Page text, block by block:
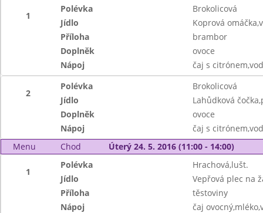
1
Polévka
Brokolicová
Jídlo
Koprová
Příloha
brambor
Doplněk
ovoce
Nápoj
čaj s
2
Polévka
Brokolicová
Jídlo
Lahůdková
Doplněk
ovoce
Nápoj
čaj s
Menu
Chod Úterý 24. 5. 2016 (11:00 - 14:00)
1
Polévka
Hrachová,lušt.
Jídlo
Vepřová plec na
Příloha
těstoviny
Nápoj
čaj